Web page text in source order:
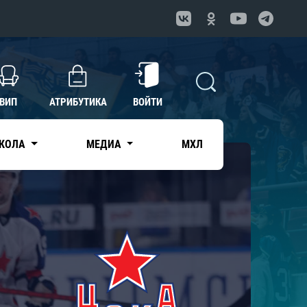
ВИП АТРИБУТИКА ВОЙТИ
МЕДИА МХЛ